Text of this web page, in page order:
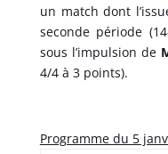
un match dont
seconde période
sous l’impulsion de
4/4 à 3 points).
Programme du 5